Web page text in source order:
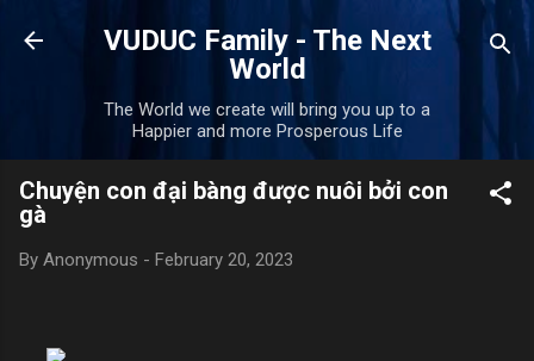
Skip to main content
VUDUC Family - The Next
World
The World we create will bring you up to a
Happier and more Prosperous Life
Chuyện con đại bàng được nuôi bởi con
gà
By Anonymous - February 20, 2023